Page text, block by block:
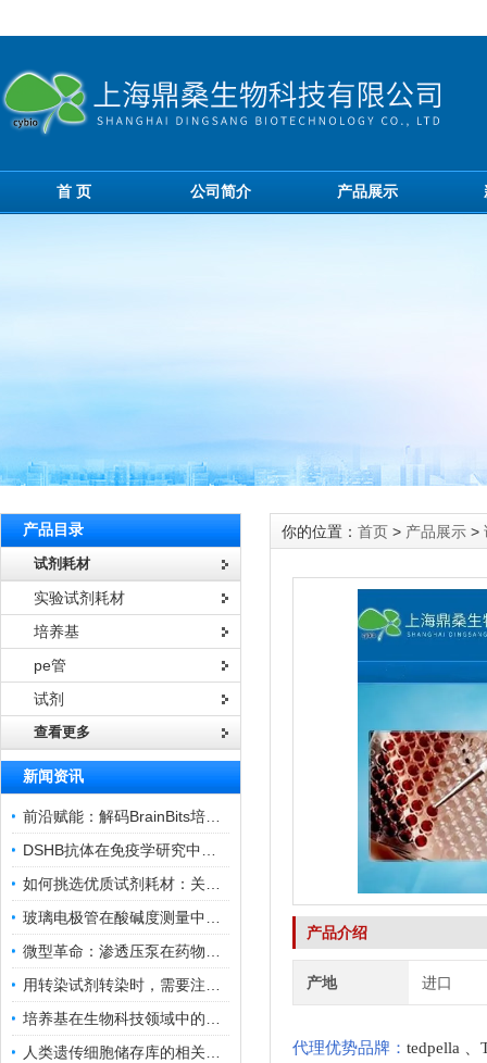
首 页 公司简介 产品展示
产品目录
试剂耗材
实验试剂耗材
培养基
pe管
试剂
查看更多
新闻资讯
你的位置： 首页 > 产品展示 >
产品介绍
产地 进口
代理优势品牌： tedpella